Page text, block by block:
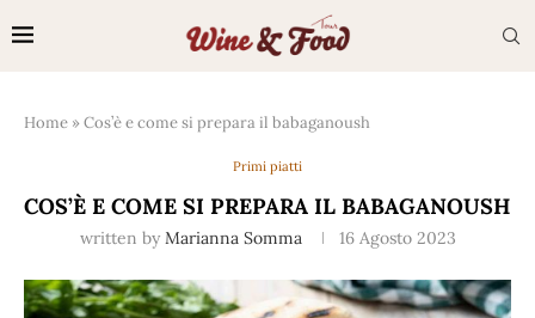
Home »Cos’è e come si prepara il babaganoush
Primi piatti
COS’È E COME SI PREPARA IL BABAGANOUSH
written by Marianna Somma 16 Agosto 2023